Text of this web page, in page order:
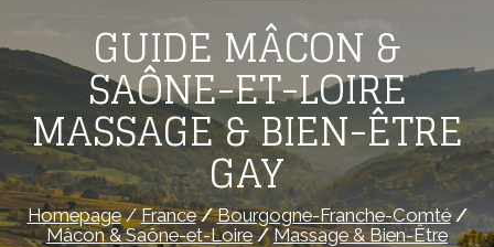
GUIDE MÂCON &
SAÔNE-ET-LOIRE
MASSAGE & BIEN-ÊTRE
GAY
Homepage/France/Bourgogne-Franche-Comté/
Mâcon & Saône-et-Loire/Massage & Bien-Être